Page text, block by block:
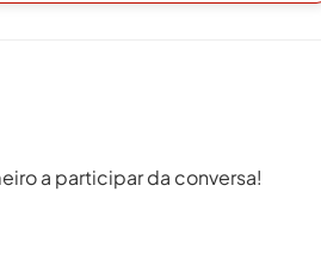
a participar da conversa!